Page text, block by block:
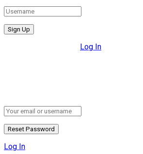
Log In
Log In